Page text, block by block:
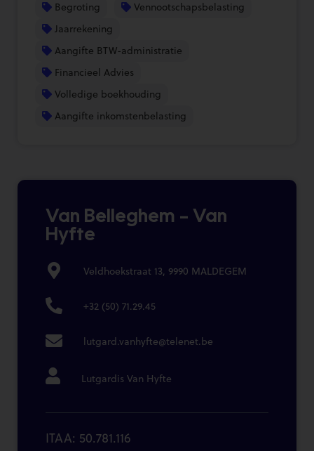
Begroting
Vennootschapsbelasting
Jaarrekening
Aangifte BTW-administratie
Financieel Advies
Volledige boekhouding
Aangifte inkomstenbelasting
Van Belleghem – Van
Hyfte
Veldhoekstraat 13, 9990 MALDEGEM
+32 (50) 71.29.45
lutgard.vanhyfte@telenet.be
Lutgardis Van Hyfte
ITAA: 50.781.116